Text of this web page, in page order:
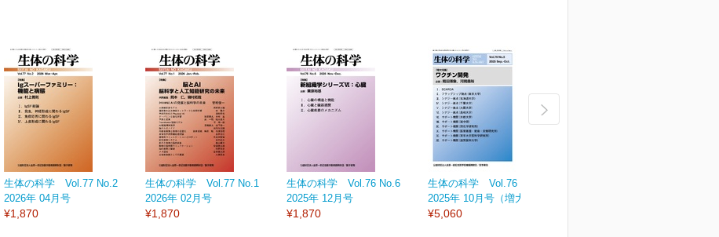
生体の科学 Vol.77 No.2
2026年 04月号
¥1,870
生体の科学 Vol.77 No.1
2026年 02月号
¥1,870
生体の科学 Vol.76 No.6
2025年 12月号
¥1,870
生体の科学 Vol.76 No.5
2025年 10月号（増大号）
¥5,060